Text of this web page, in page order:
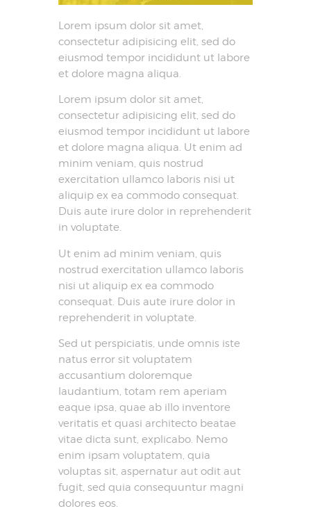
Lorem ipsum dolor sit amet,
consectetur adipisicing elit, sed do
eiusmod tempor incididunt ut labore
et dolore magna aliqua.
Lorem ipsum dolor sit amet,
consectetur adipisicing elit, sed do
eiusmod tempor incididunt ut labore
et dolore magna aliqua. Ut enim ad
minim veniam, quis nostrud
exercitation ullamco laboris nisi ut
aliquip ex ea commodo consequat.
Duis aute irure dolor in reprehenderit
in voluptate.
Ut enim ad minim veniam, quis
nostrud exercitation ullamco laboris
nisi ut aliquip ex ea commodo
consequat. Duis aute irure dolor in
reprehenderit in voluptate.
Sed ut perspiciatis, unde omnis iste
natus error sit voluptatem
accusantium doloremque
laudantium, totam rem aperiam
eaque ipsa, quae ab illo inventore
veritatis et quasi architecto beatae
vitae dicta sunt, explicabo. Nemo
enim ipsam voluptatem, quia
voluptas sit, aspernatur aut odit aut
fugit, sed quia consequuntur magni
dolores eos.